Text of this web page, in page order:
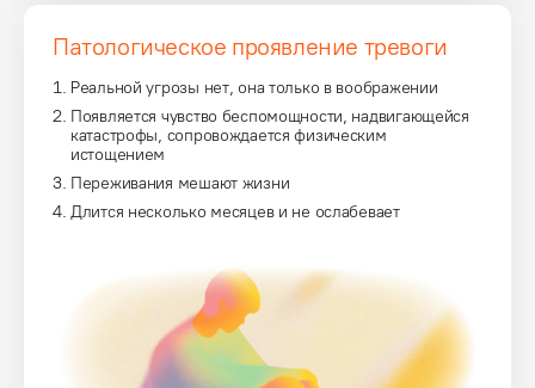
Патологическое проявление тревоги
Реальной угрозы нет, она только в воображении
Появляется чувство беспомощности, надвигающейся
катастрофы, сопровождается физическим
истощением
Переживания мешают жизни
Длится несколько месяцев и не ослабевает